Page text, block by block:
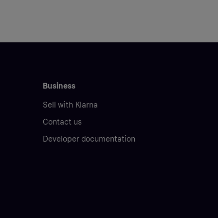
Business
Sell with Klarna
Contact us
Developer documentation